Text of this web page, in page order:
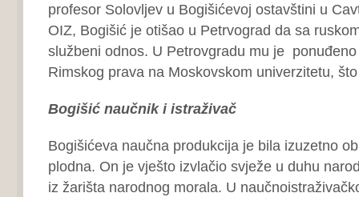
profesor Solovljev u Bogišićevoj ostavštini u
OIZ, Bogišić je otišao u Petrvograd da sa
službeni odnos. U Petrovgradu mu je
Rimskog prava na Moskovskom univerzitetu,
Bogišić naučnik i istraživač
Bogišićeva naučna produkcija je bila izuzetno
plodna. On je vješto izvlačio svježe u duhu
iz žarišta narodnog morala. U